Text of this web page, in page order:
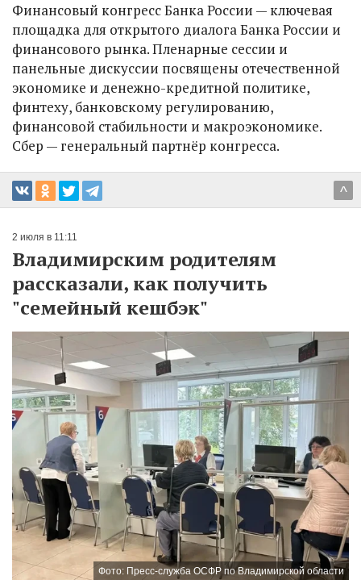
Финансовый конгресс Банка России — ключевая
площадка для открытого диалога Банка России и
финансового рынка. Пленарные сессии и
панельные дискуссии посвящены отечественной
экономике и денежно-кредитной политике,
финтеху, банковскому регулированию,
финансовой стабильности и макроэкономике.
Сбер — генеральный партнёр конгресса.
^
2 июля в 11:11
Владимирским родителям
рассказали, как получить
"семейный кешбэк"
Фото: Пресс-служба ОСФР по Владимирской области